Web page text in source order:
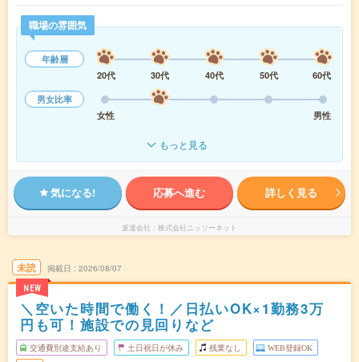
職場の雰囲気
年齢層
20代
30代 40代 50代
60代
男女比率
女性
男性
もっと見る
気になる! 応募へ進む 詳しく見る
派遣会社 株式会社ニッソーネット
未読
NEW
掲載日 2026/08/07
＼空いた時間で働く！／日払いOK×1勤務3万
円も可！施設での見回りなど
交通費別途支給あり 土日祝日が休み 残業なし WEB登録OK